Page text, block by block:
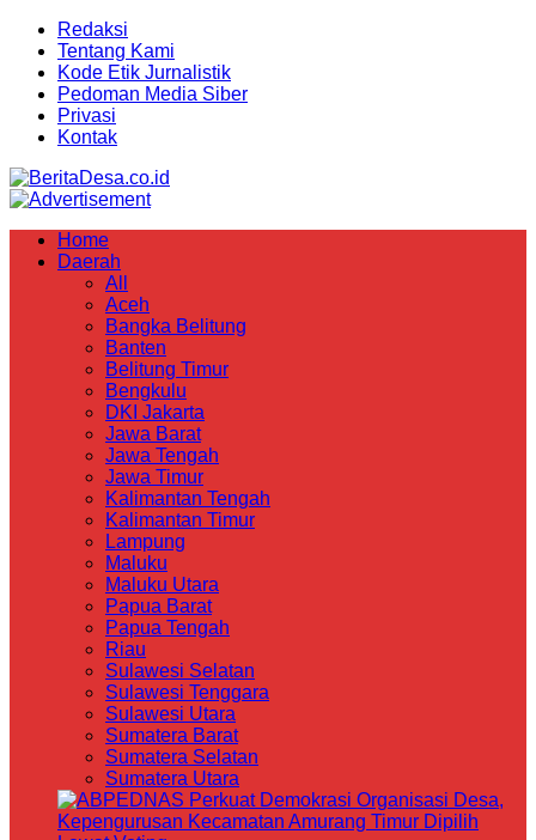
Redaksi
Tentang Kami
Kode Etik Jurnalistik
Pedoman Media Siber
Privasi
Kontak
Home
Daerah
All
Aceh
Bangka Belitung
Banten
Belitung Timur
Bengkulu
DKI Jakarta
Jawa Barat
Jawa Tengah
Jawa Timur
Kalimantan Tengah
Kalimantan Timur
Lampung
Maluku
Maluku Utara
Papua Barat
Papua Tengah
Riau
Sulawesi Selatan
Sulawesi Tenggara
Sulawesi Utara
Sumatera Barat
Sumatera Selatan
Sumatera Utara